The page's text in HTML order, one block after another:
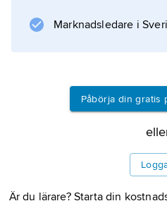
Marknadsledare i
Påbörja din gratis
Är du lärare? Starta din